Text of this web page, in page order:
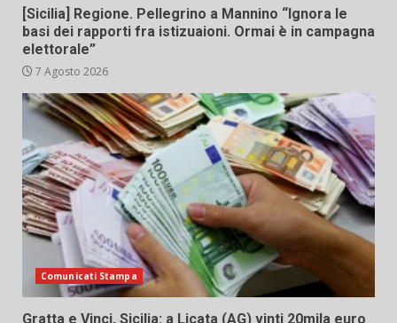
[Sicilia] Regione. Pellegrino a Mannino “Ignora le
basi dei rapporti fra istizuaioni. Ormai è in campagna
elettorale”
7 Agosto 2026
Comunicati Stampa
Gratta e Vinci, Sicilia: a Licata (AG) vinti 20mila euro